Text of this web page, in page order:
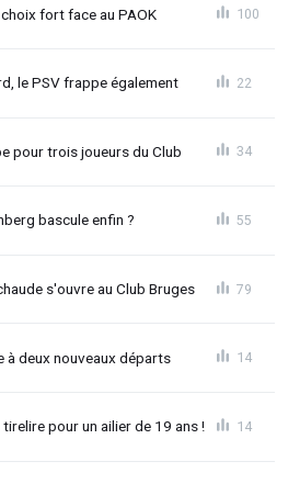
fort face au PAOK 100
le PSV frappe également 22
pour trois joueurs du Club 34
bascule enfin ? 55
s'ouvre au Club Bruges 79
à deux nouveaux départs 14
pour un ailier de 19 ans ! 14